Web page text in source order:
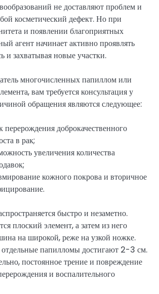
не доставляют проблем и
косметический дефект. Но при
и появлении благоприятных
агент начинает активно проявлять
и захватывая новые участки.
многочисленных папиллом или
вам требуется консультация у
обращения являются следующее:
перерождения доброкачественного
в рак;
увеличения количества
кожного покрова и вторичное
быстро и незаметно.
плоский элемент, а затем из него
на широкой, реже на узкой ножке.
отдельные папилломы достигают 2-3 см.
постоянное трение и повреждение
и воспалительного